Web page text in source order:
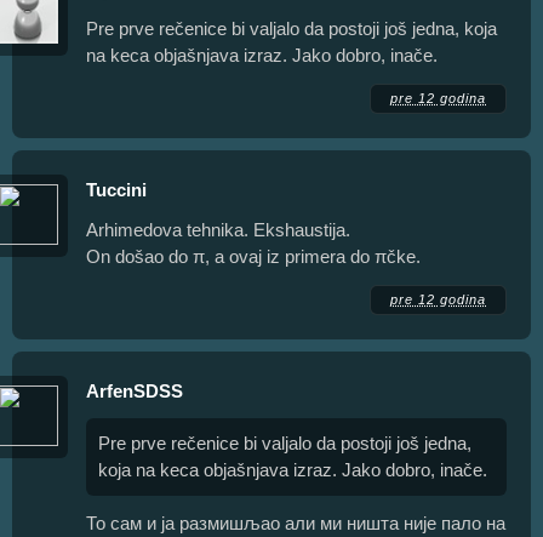
Pre prve rečenice bi valjalo da postoji još jedna, koja
na keca objašnjava izraz. Jako dobro, inače.
pre 12 godina
Tuccini
Arhimedova tehnika. Ekshaustija.
On došao do π, a ovaj iz primera do πčke.
pre 12 godina
ArfenSDSS
Pre prve rečenice bi valjalo da postoji još jedna,
koja na keca objašnjava izraz. Jako dobro, inače.
То сам и ја размишљао али ми ништа није пало на